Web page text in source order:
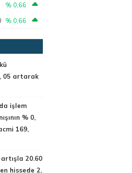
% 0,66
% 0,66
05 artarak
işlem
% 0,
169,
20.60
hissede 2,